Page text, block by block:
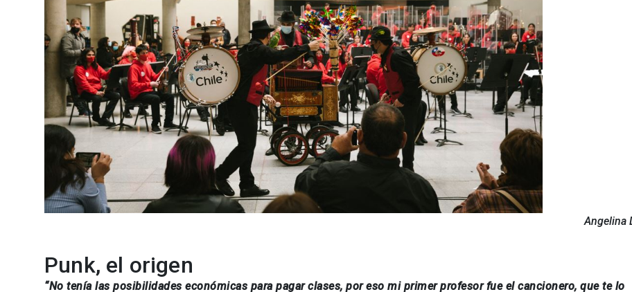
Angelina
Punk, el origen
“No tenía las posibilidades económicas para pagar clases, por eso mi primer profesor fue el cancionero, que te lo